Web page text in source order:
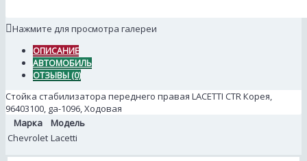
Нажмите для просмотра галереи
ОПИСАНИЕ
АВТОМОБИЛЬ
ОТЗЫВЫ (0)
Стойка стабилизатора переднего правая LACETTI CTR Корея,
96403100, ga-1096, Ходовая
Марка
Модель
Chevrolet Lacetti